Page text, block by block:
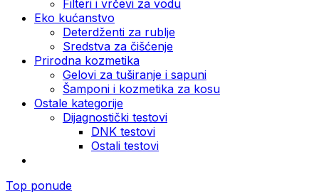
Filteri i vrčevi za vodu
Eko kućanstvo
Deterdženti za rublje
Sredstva za čišćenje
Prirodna kozmetika
Gelovi za tuširanje i sapuni
Šamponi i kozmetika za kosu
Ostale kategorije
Dijagnostički testovi
DNK testovi
Ostali testovi
Top ponude